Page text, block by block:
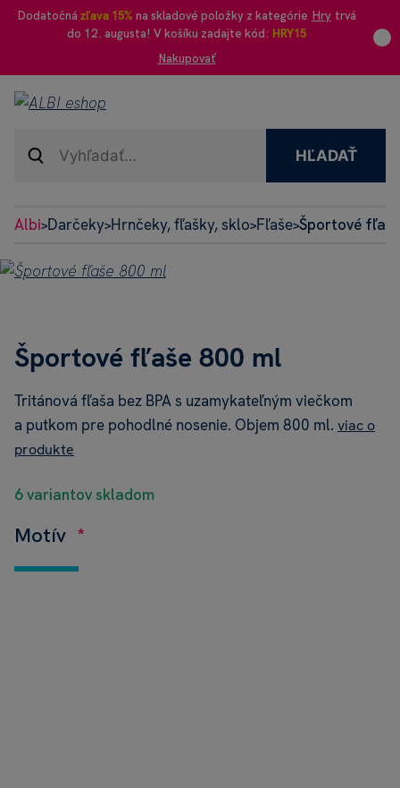
Dodatočná zľava 15% na skladové položky z kategórie Hry trvá
do 12. augusta! V košíku zadajte kód: HRY15
Nakupovať
HĽADAŤ
Albi>Darčeky>Hrnčeky, fľašky, sklo>Fľaše>Športové
Športové fľaše 800 ml
Tritánová fľaša bez BPA s uzamykateľným viečkom
a putkom pre pohodlné nosenie. Objem 800 ml. viac o
produkte
6 variantov skladom
Motív